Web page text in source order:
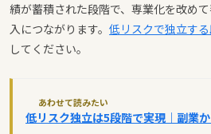
績が蓄積された段階で、専業化を改め
入につながります。 低リスクで独立す
してください。
あわせて読みたい
低リスク独立は5段階で実現｜副業